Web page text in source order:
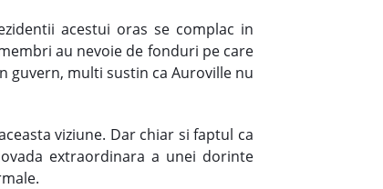
acestui oras se complac in
au nevoie de fonduri pe care
guvern, multi sustin ca Auroville nu
viziune. Dar chiar si faptul ca
extraordinara a unei dorinte